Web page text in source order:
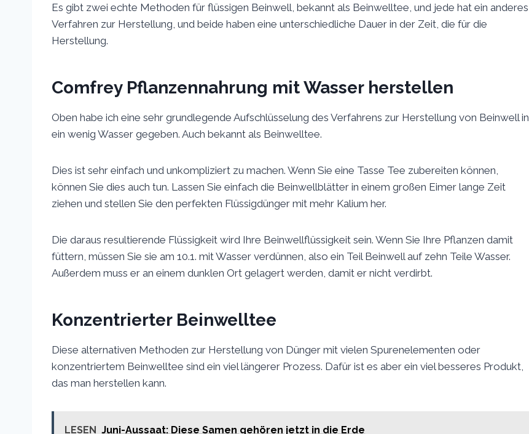
Es gibt zwei echte Methoden für flüssigen Beinwell, bekannt als Beinwelltee, und jede hat ein anderes
Verfahren zur Herstellung, und beide haben eine unterschiedliche Dauer in der Zeit, die für die
Herstellung.
Comfrey Pflanzennahrung mit Wasser herstellen
Oben habe ich eine sehr grundlegende Aufschlüsselung des Verfahrens zur Herstellung von Beinwell in
ein wenig Wasser gegeben. Auch bekannt als Beinwelltee.
Dies ist sehr einfach und unkompliziert zu machen. Wenn Sie eine Tasse Tee zubereiten können,
können Sie dies auch tun. Lassen Sie einfach die Beinwellblätter in einem großen Eimer lange Zeit
ziehen und stellen Sie den perfekten Flüssigdünger mit mehr Kalium her.
Die daraus resultierende Flüssigkeit wird Ihre Beinwellflüssigkeit sein. Wenn Sie Ihre Pflanzen damit
füttern, müssen Sie sie am 10.1. mit Wasser verdünnen, also ein Teil Beinwell auf zehn Teile Wasser.
Außerdem muss er an einem dunklen Ort gelagert werden, damit er nicht verdirbt.
Konzentrierter Beinwelltee
Diese alternativen Methoden zur Herstellung von Dünger mit vielen Spurenelementen oder
konzentriertem Beinwelltee sind ein viel längerer Prozess. Dafür ist es aber ein viel besseres Produkt,
das man herstellen kann.
LESEN Juni-Aussaat: Diese Samen gehören jetzt in die Erde